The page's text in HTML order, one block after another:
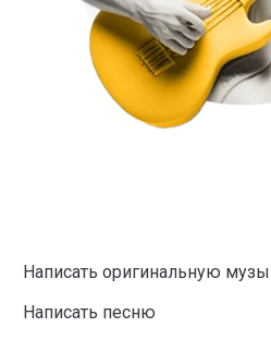
Написать оригинальную
Написать песню